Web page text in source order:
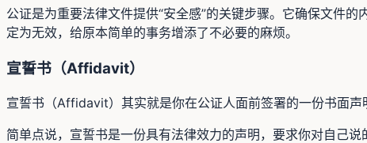
公证是为重要法律文件提供“安全感”的关键步骤。它确保文件
定为无效，给原本简单的事务增添了不必要的麻烦。
宣誓书（Affidavit）
宣誓书（Affidavit）其实就是你在公证人面前签署的一份书面声
简单点说，宣誓书是一份具有法律效力的声明，要求你对自己